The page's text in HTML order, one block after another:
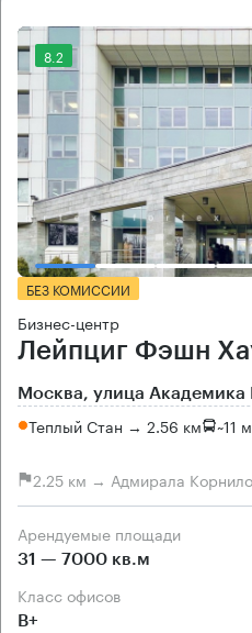
8.2
БЕЗ КОМИССИИ
Бизнес-центр
Лейпциг Фэшн
Москва, улица Академика
Теплый Стан → 2.56 км ~11
2.25 км → Адмирала
Арендуемые площади
31 — 7000 кв.м
Класс офисов
B+